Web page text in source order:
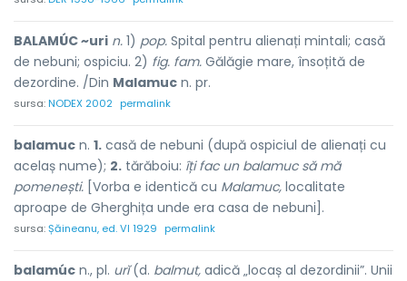
BALAMÚC ~uri n. 1) pop. Spital pentru alienați mintali; casă
de nebuni; ospiciu. 2) fig. fam. Gălăgie mare, însoțită de
dezordine. /Din Malamuc n. pr.
sursa:NODEX 2002 permalink
balamuc n. 1. casă de nebuni (după ospiciul de alienați cu
acelaș nume); 2. tărăboiu: îți fac un balamuc să mă
pomenești. [Vorba e identică cu Malamuc, localitate
aproape de Gherghița unde era casa de nebuni].
sursa:Șăineanu, ed. VI 1929 permalink
balamúc n., pl. urĭ(d. balmut, adică „locaș al dezordinii”. Unii